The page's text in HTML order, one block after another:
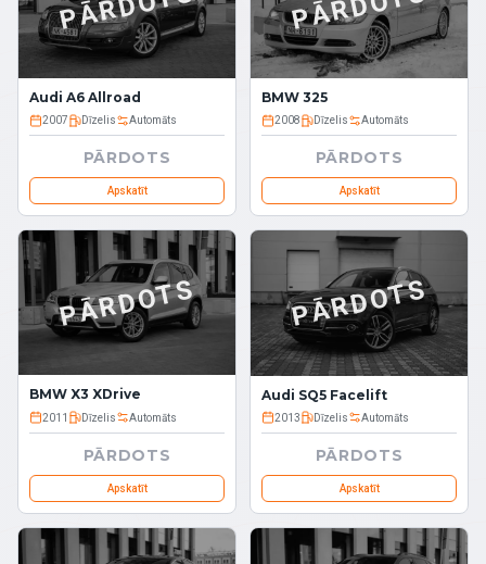
Audi A6 Allroad
2007 Dīzelis Automāts
PĀRDOTS
Apskatīt
BMW 325
2008 Dīzelis Automāts
PĀRDOTS
Apskatīt
PĀRDOTS
BMW X3 XDrive
2011 Dīzelis Automāts
PĀRDOTS
Apskatīt
PĀRDOTS
Audi SQ5 Facelift
2013 Dīzelis Automāts
PĀRDOTS
Apskatīt